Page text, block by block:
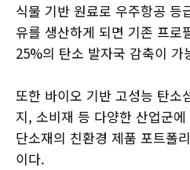
식물 기반 원료로 우주항공 등
유를 생산하게 되면 기존 프로
25%의 탄소 발자국 감축이 가
또한 바이오 기반 고성능 탄소
지, 소비재 등 다양한 산업군
단소재의 친환경 제품 포트폴
이다.